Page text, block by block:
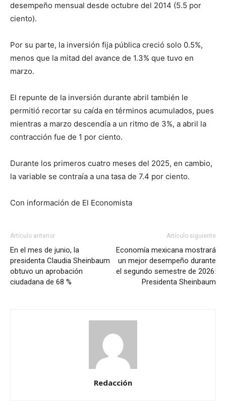
desempeño mensual desde octubre del 2014 (5.5 por
ciento).
Por su parte, la inversión fija pública creció solo 0.5%,
menos que la mitad del avance de 1.3% que tuvo en
marzo.
El repunte de la inversión durante abril también le
permitió recortar su caída en términos acumulados, pues
mientras a marzo descendía a un ritmo de 3%, a abril la
contracción fue de 1 por ciento.
Durante los primeros cuatro meses del 2025, en cambio,
la variable se contraía a una tasa de 7.4 por ciento.
Con información de El Economista
Artículo anterior
En el mes de junio, la
presidenta Claudia Sheinbaum
obtuvo un aprobación
ciudadana de 68 %
Artículo siguiente
Economía mexicana mostrará
un mejor desempeño durante
el segundo semestre de 2026:
Presidenta Sheinbaum
Redacción